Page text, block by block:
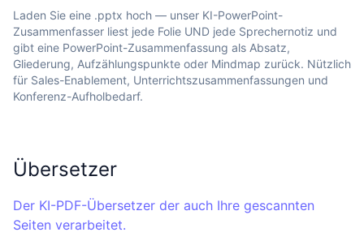
Laden Sie eine .pptx hoch — unser KI-PowerPoint-
Zusammenfasser liest jede Folie UND jede Sprechernotiz und
gibt eine PowerPoint-Zusammenfassung als Absatz,
Gliederung, Aufzählungspunkte oder Mindmap zurück. Nützlich
für Sales-Enablement, Unterrichtszusammenfassungen und
Konferenz-Aufholbedarf.
Übersetzer
Der KI-PDF-Übersetzer der auch Ihre gescannten
Seiten verarbeitet.